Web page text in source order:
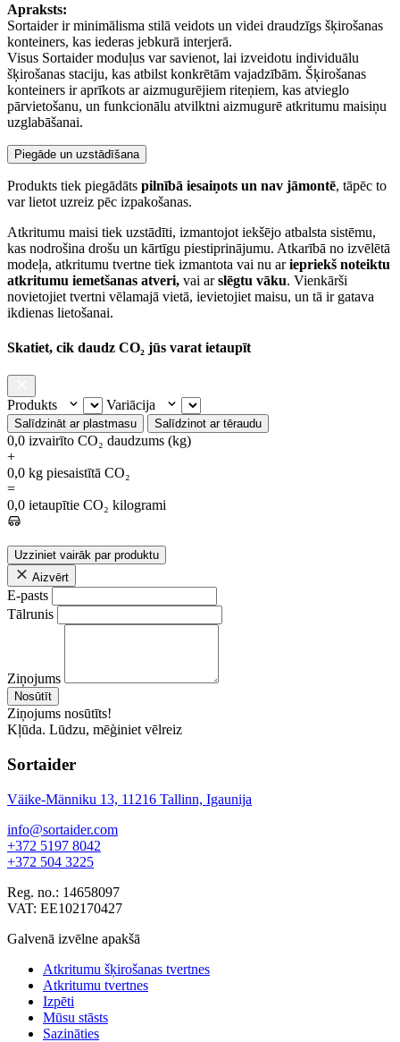
Apraksts:
Sortaider ir minimālisma stilā veidots un videi draudzīgs šķirošanas
konteiners, kas iederas jebkurā interjerā.
Visus Sortaider moduļus var savienot, lai izveidotu individuālu
šķirošanas staciju, kas atbilst konkrētām vajadzībām. Šķirošanas
konteiners ir aprīkots ar aizmugurējiem riteņiem, kas atvieglo
pārvietošanu, un funkcionālu atvilktni aizmugurē atkritumu maisiņu
uzglabāšanai.
Piegāde un uzstādīšana
Produkts tiek piegādāts pilnībā iesaiņots un nav jāmontē, tāpēc to
var lietot uzreiz pēc izpakošanas.
Atkritumu maisi tiek uzstādīti, izmantojot iekšējo atbalsta sistēmu,
kas nodrošina drošu un kārtīgu piestiprinājumu. Atkarībā no izvēlētā
modeļa, atkritumu tvertne tiek izmantota vai nu ariepriekš noteiktu
atkritumu iemetšanas atveri, vai arslēgtu vāku. Vienkārši
novietojiet tvertni vēlamajā vietā, ievietojiet maisu, un tā ir gatava
ikdienas lietošanai.
Skatiet, cik daudz CO₂ jūs varat ietaupīt
Produkts Variācija
Salīdzināt ar plastmasu Salīdzinot ar tēraudu
0,0 izvairīto CO₂ daudzums (kg)
+
0,0 kg piesaistītā CO₂
=
0,0 ietaupītie CO₂ kilogrami
Uzziniet vairāk par produktu
Aizvērt
E-pasts
Tālrunis
Ziņojums
Nosūtīt
Ziņojums nosūtīts!
Kļūda. Lūdzu, mēģiniet vēlreiz
Sortaider
Väike-Männiku 13, 11216 Tallinn, Igaunija
info@sortaider.com
+372 5197 8042
+372 504 3225
Reg. no.: 14658097
VAT: EE102170427
Galvenā izvēlne apakšā
Atkritumu šķirošanas tvertnes
Atkritumu tvertnes
Izpēti
Mūsu stāsts
Sazināties